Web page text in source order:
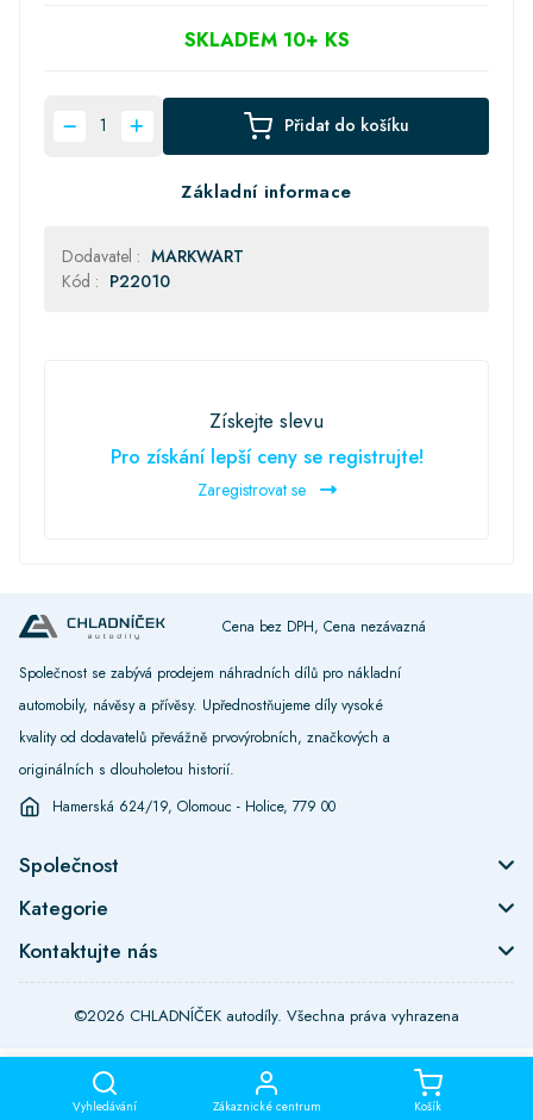
Vyhledávání Zákaznické centrum Košík
SKLADEM 10+ KS
Přidat do košíku
Základní informace
Dodavatel : MARKWART
Kód : P22010
Získejte slevu
Pro získání lepší ceny se registrujte!
Zaregistrovat se
Cena bez DPH, Cena nezávazná
Společnost se zabývá prodejem náhradních dílů pro nákladní
automobily, návěsy a přívěsy. Upřednostňujeme díly vysoké
kvality od dodavatelů převážně prvovýrobních, značkových a
originálních s dlouholetou historií.
Hamerská 624/19, Olomouc - Holice, 779 00
Společnost
Kategorie
Kontaktujte nás
©2026 CHLADNÍČEK autodíly. Všechna práva vyhrazena